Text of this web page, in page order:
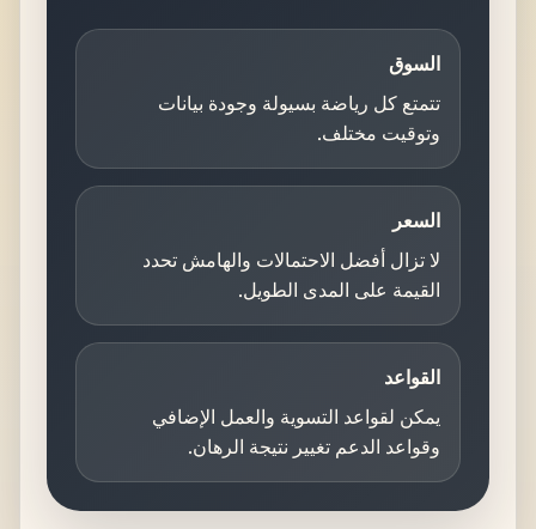
السوق
تتمتع كل رياضة بسيولة وجودة بيانات
وتوقيت مختلف.
السعر
لا تزال أفضل الاحتمالات والهامش تحدد
القيمة على المدى الطويل.
القواعد
يمكن لقواعد التسوية والعمل الإضافي
وقواعد الدعم تغيير نتيجة الرهان.